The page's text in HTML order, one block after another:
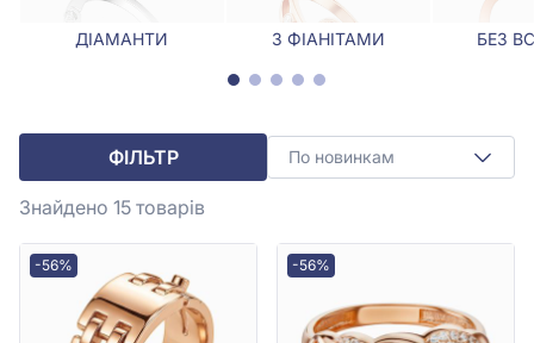
ДІАМАНТИ З ФІАНІТАМИ БЕЗ
ФІЛЬТР По новинкам
Знайдено 15 товарів
-56% -56%